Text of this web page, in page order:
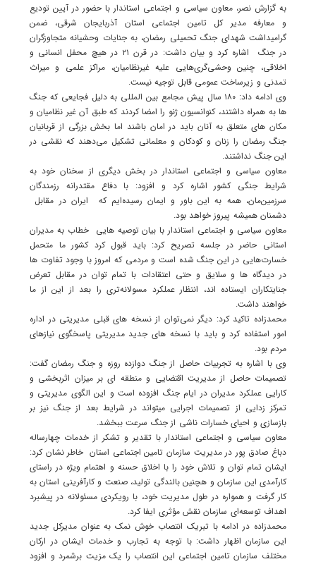
به گزارش نصر، معاون سیاسی و اجتماعی استاندار با حضور در آیین تودیع
و معارفه مدیر کل تامین اجتماعی استان آذربایجان شرقی، ضمن
گرامیداشت شهدای جنگ تحمیلی رمضان، به جنایات وحشیانه متجاوزگران
در جنگ اشاره کرد و بیان داشت: در قرن ۲۱ در هیچ محفل انسانی و
اخلاقی، چنین وحشی‌گری‌هایی علیه غیرنظامیان، مراکز علمی و میراث
تمدنی و زیرساخت عمومی قابل توجیه نیست.
وی ادامه داد: ۱۸۰ سال پیش مجامع بین المللی به دلیل فجایعی که جنگ
ها به همراه داشتند، کنوانسیون ژنو را امضا کردند که طبق آن غیر نظامیان و
مکان های متعلق به آنان باید در امان باشند اما بخش بزرگی از قربانیان
جنگ رمضان را زنان و کودکان و معلمانی تشکیل می‌دهند که نقشی در
این جنگ نداشتند.
معاون سیاسی و اجتماعی استاندار در بخش دیگری از سخنان خود به
شرایط جنگی کشور اشاره کرد و افزود: با دفاع مقتدرانه رزمندگان
سرزمین‌مان، همه به این باور و ایمان رسیده‌ایم که ایران در مقابل
دشمنان همیشه پیروز خواهد بود.
معاون سیاسی و اجتماعی استاندار با بیان توصیه هایی خطاب به مدیران
استانی حاضر در جلسه تصریح کرد: باید قبول کرد کشور ما متحمل
خسارت‌هایی در این جنگ شده است و مردمی که امروز با وجود تفاوت ها
در دیدگاه ها و سلایق و حتی اعتقادات با تمام توان در مقابل تعرض
جنایتکاران ایستاده اند، انتظار عملکرد مسولانه‌تری را بعد از این از ما
خواهند داشت.
محمدزاده تاکید کرد: دیگر نمی‌توان از نسخه های قبلی مدیریتی در اداره
امور استفاده کرد و باید با نسخه های جدید مدیریتی پاسخگوی نیازهای
مردم بود.
وی با اشاره به تجربیات حاصل از جنگ دوازده روزه و جنگ رمضان گفت:
تصمیمات حاصل از مدیریت اقتضایی و منطقه ای بر میزان اثربخشی و
کارایی عملکرد مدیران در ایام جنگ افزوده است و این الگوی مدیریتی و
تمرکز زدایی از تصمیمات اجرایی میتواند در شرایط بعد از جنگ نیز بر
بازسازی و احیای خسارات ناشی از جنگ سرعت ببخشد.
معاون سیاسی و اجتماعی استاندار با تقدیر و تشکر از خدمات چهارساله
دباغ صادق پور در مدیریت سازمان تامین اجتماعی استان خاطر نشان کرد:
ایشان تمام توان و تلاش خود را با اخلاق حسنه و اهتمام ویژه در راستای
کارآمدی این سازمان و هچنین بالندگی تولید، صنعت و کارآفرینی استان به
کار گرفت و همواره در طول مدیریت خود، با رویکردی مسئولانه در پیشبرد
اهداف توسعه‌ای سازمان نقش مؤثری ایفا کرد.
محمدزاده در ادامه با تبریک انتصاب خوش نمک به عنوان مدیرکل جدید
این سازمان اظهار داشت: با توجه به تجارب و خدمات ایشان در ارکان
مختلف سازمان تامین اجتماعی این انتصاب را یک مزیت برشمرد و افزود